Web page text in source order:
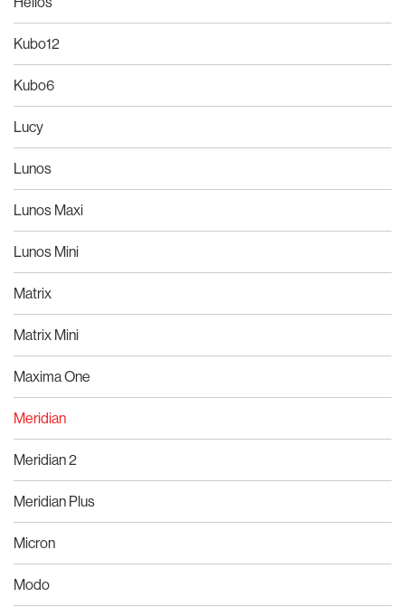
Kubo12
Kubo6
Lucy
Lunos
Lunos Maxi
Lunos Mini
Matrix
Matrix Mini
Maxima One
Meridian
Meridian 2
Meridian Plus
Micron
Modo